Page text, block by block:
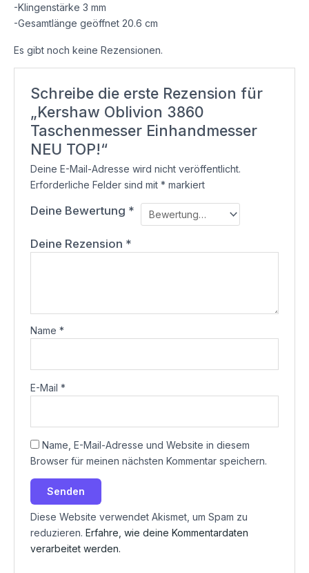
-Klingenstärke 3 mm
-Gesamtlänge geöffnet 20.6 cm
Es gibt noch keine Rezensionen.
Schreibe die erste Rezension für
„Kershaw Oblivion 3860
Taschenmesser Einhandmesser
NEU TOP!“
Deine E-Mail-Adresse wird nicht veröffentlicht.
Erforderliche Felder sind mit* markiert
Deine Bewertung *
Deine Rezension *
Name*
E-Mail*
Name, E-Mail-Adresse und Website in diesem
Browser für meinen nächsten Kommentar speichern.
Diese Website verwendet Akismet, um Spam zu
reduzieren.Erfahre, wie deine Kommentardaten
verarbeitet werden.